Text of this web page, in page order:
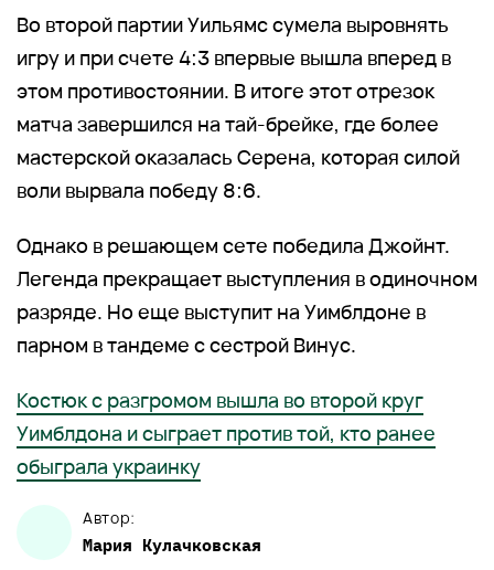
Во второй партии Уильямс сумела выровнять
игру и при счете 4:3 впервые вышла вперед в
этом противостоянии. В итоге этот отрезок
матча завершился на тай-брейке, где более
мастерской оказалась Серена, которая силой
воли вырвала победу 8:6.
Однако в решающем сете победила Джойнт.
Легенда прекращает выступления в одиночном
разряде. Но еще выступит на Уимблдоне в
парном в тандеме с сестрой Винус.
Костюк с разгромом вышла во второй круг
Уимблдона и сыграет против той, кто ранее
обыграла украинку
Автор:
Мария Кулачковская